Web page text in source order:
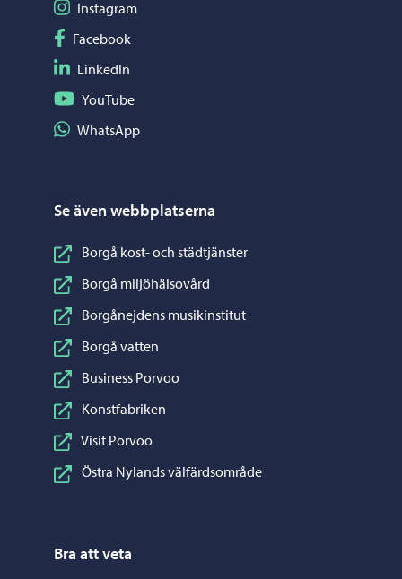
Följ på Instagram
Instagram
Följ på Facebook
Facebook
Följ på LinkedIn
LinkedIn
Följ på YouTube
YouTube
Dela på WhatsApp
WhatsApp
Se även webbplatserna
Borgå kost- och städtjänster
Borgå miljöhälsovård
Borgånejdens musikinstitut
Borgå vatten
Business Porvoo
Konstfabriken
Visit Porvoo
Östra Nylands välfärdsområde
Bra att veta